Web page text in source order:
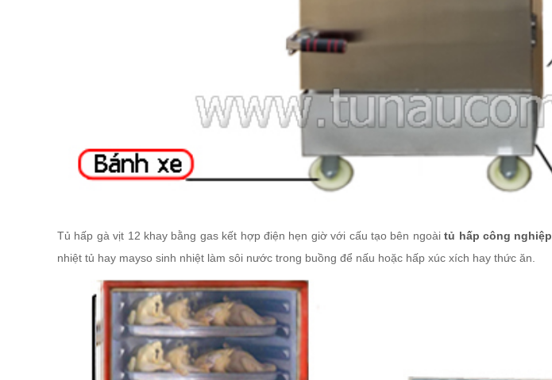
Tủ hấp gà vịt 12 khay bằng gas kết hợp điện hẹn giờ với cấu tạo bên ngoàitủ hấp công nghiệp
nhiệt tủ hay mayso sinh nhiệt làm sôi nước trong buồng để nấu hoặc hấp xúc xích hay thức ăn.